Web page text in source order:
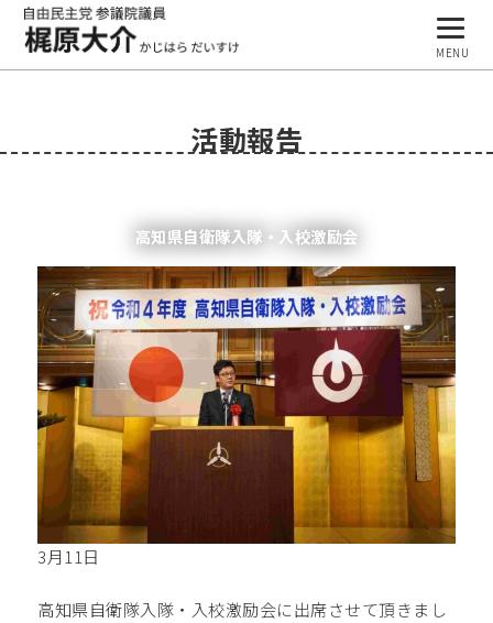
活動報告
高知県自衛隊入隊・入校激励会
3月11日
高知県自衛隊入隊・入校激励会に出席させて頂きまし
MENU
ブログ